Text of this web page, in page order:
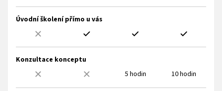
Úvodní školení přímo u vás
Konzultace konceptu
5 hodin
10 hodin